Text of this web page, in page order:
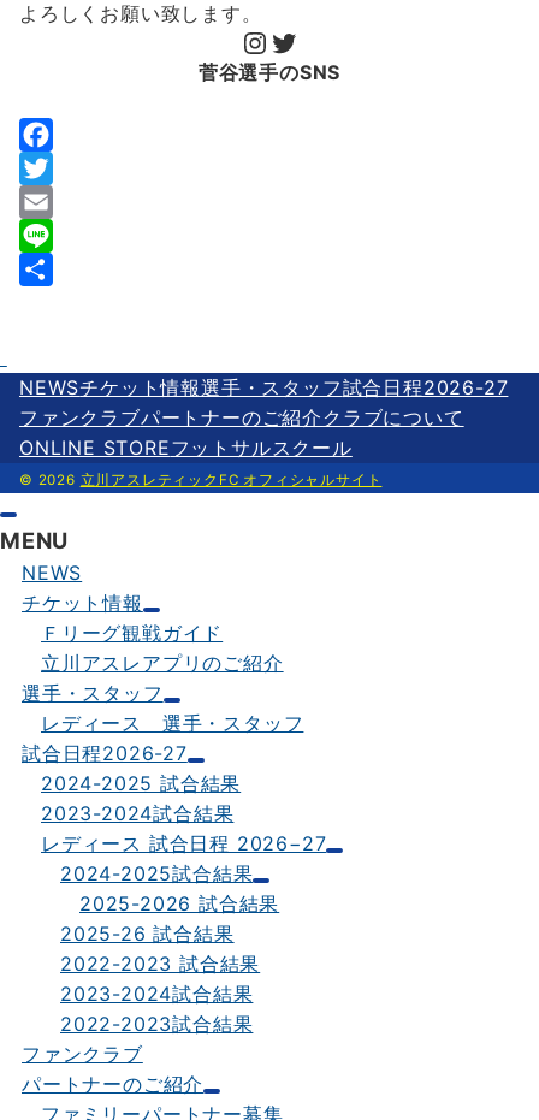
よろしくお願い致します。
Instagram
Twitter
菅谷選手のSNS
F
a
c
e
o
k
T
w
e
r
E
m
l
L
e
NEWSチケット情報選手・スタッフ試合日程2026-27
ファンクラブパートナーのご紹介 クラブについて
ONLINE STOREフットサルスクール
© 2026 立川アスレティックFC オフィシャルサイト
MENU
NEWS
チケット情報
Ｆリーグ観戦ガイド
立川アスレアプリのご紹介
選手・スタッフ
レディース 選手・スタッフ
試合日程2026-27
2024-2025 試合結果
2023-2024試合結果
レディース 試合日程 2026−27
2024-2025試合結果
2025-2026 試合結果
2025-26 試合結果
2022-2023 試合結果
2023-2024試合結果
2022-2023試合結果
ファンクラブ
パートナーのご紹介
ファミリーパートナー募集